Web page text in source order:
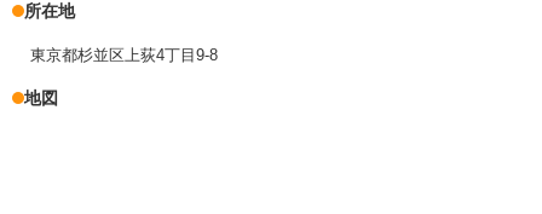
所在地
東京都杉並区上荻4丁目9-8
地図